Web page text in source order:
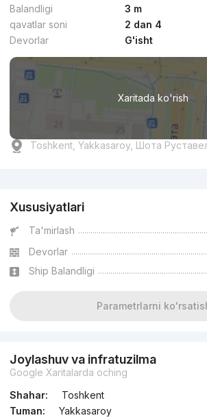
Balandligi
3 m
qavatlar soni
2 dan 4
Devorlar
G'isht
Xaritada ko'rish
Toshkent, Yakkasaroy, Шота
Xususiyatlari
Ta'mirlash
Devorlar
Ship Balandligi
Parametrlarni
Joylashuv va infratuzilma
Google Xaritalarda oching
Shahar:
Toshkent
Tuman:
Yakkasaroy